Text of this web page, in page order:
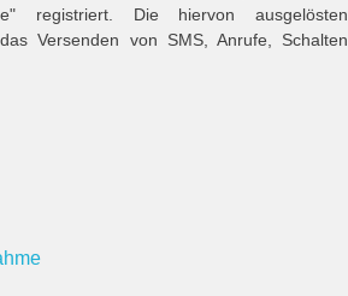
registriert. Die hiervon ausgelösten
Versenden von SMS, Anrufe, Schalten